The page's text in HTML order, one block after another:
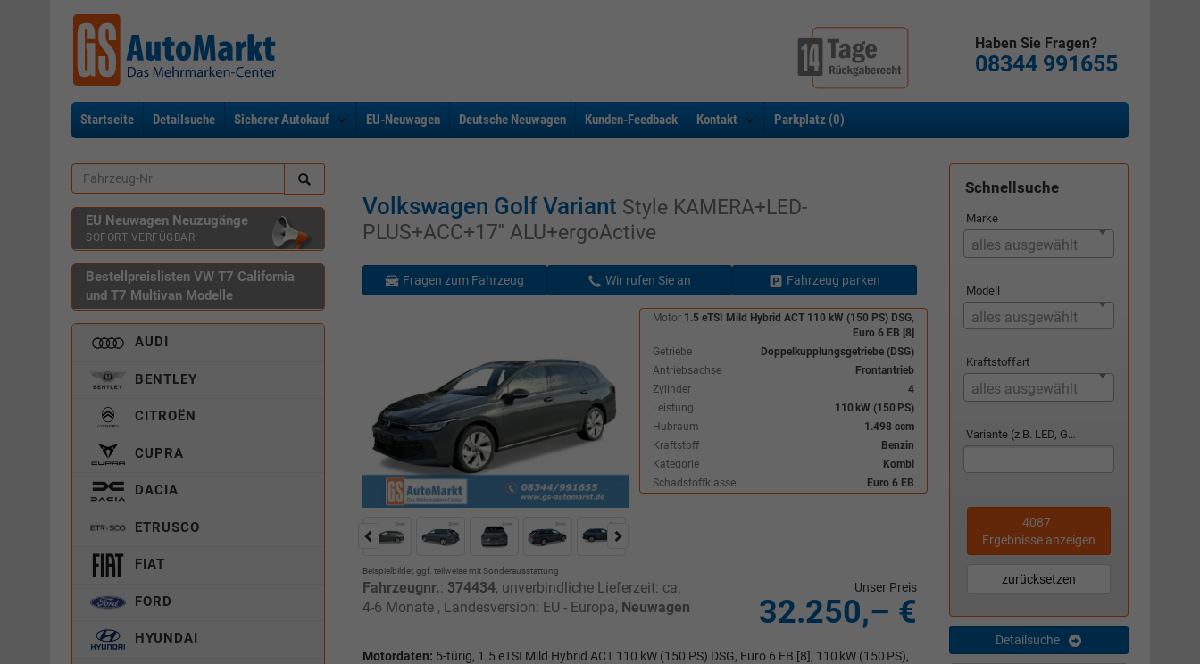
Haben Sie Fragen?
08344 991655
Startseite Detailsuche Sicherer Autokauf EU-Neuwagen Deutsche Neuwagen Kunden-Feedback Kontakt Parkplatz (0)
Volkswagen Golf Variant Style KAMERA+LED-
PLUS+ACC+17'' ALU+ergoActive
Fragen zum Fahrzeug Wir rufen Sie an Fahrzeug parken
Beispielbilder, ggf. teilweise mit Sonderausstattung
Motor 1.5 eTSI Mild Hybrid ACT 110 kW (150 PS) DSG,
Euro 6 EB [8]
Getriebe
Doppelkupplungsgetriebe (DSG)
Antriebsachse
Frontantrieb
Zylinder
4
Leistung
110 kW (150 PS)
Hubraum
1.498 ccm
Kraftstoff
Benzin
Kategorie
Kombi
Schadstoffklasse
Euro 6 EB
Fahrzeugnr.: 374434, unverbindliche Lieferzeit: ca.
4-6 Monate , Landesversion: EU - Europa, Neuwagen
Unser Preis
32.250,– €
Motordaten: 5-türig, 1.5 eTSI Mild Hybrid ACT 110 kW (150 PS) DSG, Euro 6 EB [8], 110 kW (150 PS),
EU Neuwagen Neuzugänge
SOFORT VERFÜGBAR
Bestellpreislisten VW T7 California
und T7 Multivan Modelle
AUDI
BENTLEY
CITROËN
CUPRA
DACIA
ETRUSCO
FIAT
FORD
HYUNDAI
Schnellsuche
Marke
alles ausgewählt
Modell
alles ausgewählt
Kraftstoffart
alles ausgewählt
Variante (z.B. LED, GTI, Facelift...)
4087
Ergebnisse anzeigen
zurücksetzen
Detailsuche